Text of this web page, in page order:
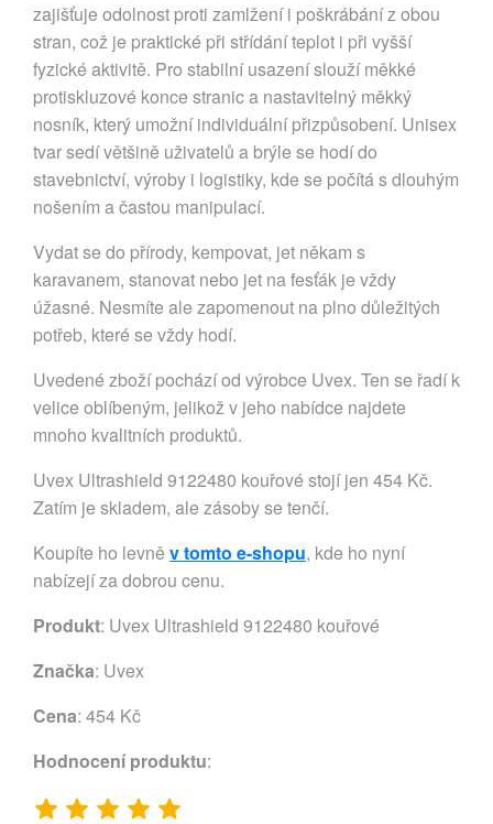
zajišťuje odolnost proti zamlžení i poškrábání z obou
stran, což je praktické při střídání teplot i při vyšší
fyzické aktivitě. Pro stabilní usazení slouží měkké
protiskluzové konce stranic a nastavitelný měkký
nosník, který umožní individuální přizpůsobení. Unisex
tvar sedí většině uživatelů a brýle se hodí do
stavebnictví, výroby i logistiky, kde se počítá s dlouhým
nošením a častou manipulací.
Vydat se do přírody, kempovat, jet někam s
karavanem, stanovat nebo jet na fesťák je vždy
úžasné. Nesmíte ale zapomenout na plno důležitých
potřeb, které se vždy hodí.
Uvedené zboží pochází od výrobce Uvex. Ten se řadí k
velice oblíbeným, jelikož v jeho nabídce najdete
mnoho kvalitních produktů.
Uvex Ultrashield 9122480 kouřové stojí jen 454 Kč.
Zatím je skladem, ale zásoby se tenčí.
Koupíte ho levně v tomto e-shopu, kde ho nyní
nabízejí za dobrou cenu.
Produkt: Uvex Ultrashield 9122480 kouřové
Značka: Uvex
Cena: 454 Kč
Hodnocení produktu: